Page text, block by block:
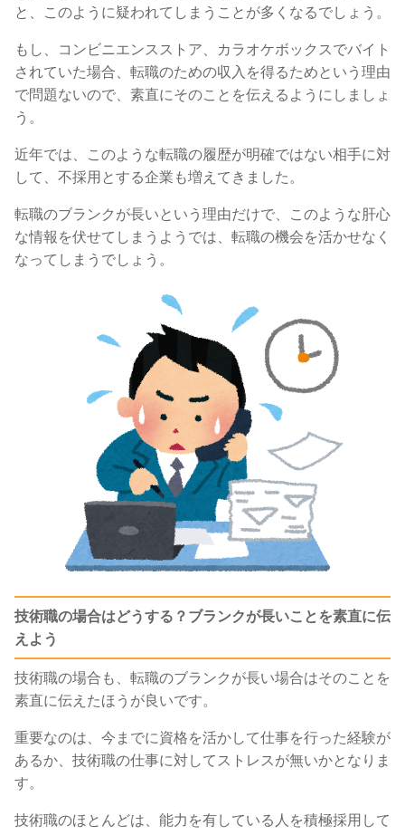
と、このように疑われてしまうことが多くなるでしょう。
もし、コンビニエンスストア、カラオケボックスでバイト
されていた場合、転職のための収入を得るためという理由
で問題ないので、素直にそのことを伝えるようにしましょ
う。
近年では、このような転職の履歴が明確ではない相手に対
して、不採用とする企業も増えてきました。
転職のブランクが長いという理由だけで、このような肝心
な情報を伏せてしまうようでは、転職の機会を活かせなく
なってしまうでしょう。
技術職の場合はどうする？ブランクが長いことを素直に伝
えよう
技術職の場合も、転職のブランクが長い場合はそのことを
素直に伝えたほうが良いです。
重要なのは、今までに資格を活かして仕事を行った経験が
あるか、技術職の仕事に対してストレスが無いかとなりま
す。
技術職のほとんどは、能力を有している人を積極採用して